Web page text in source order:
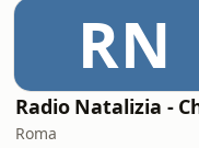
RN
Roma